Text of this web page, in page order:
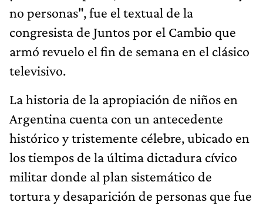
no personas", fue el textual de la
congresista de Juntos por el Cambio que
armó revuelo el fin de semana en el clásico
televisivo.
La historia de la apropiación de niños en
Argentina cuenta con un antecedente
histórico y tristemente célebre, ubicado en
los tiempos de la última dictadura cívico
militar donde al plan sistemático de
tortura y desaparición de personas que fue